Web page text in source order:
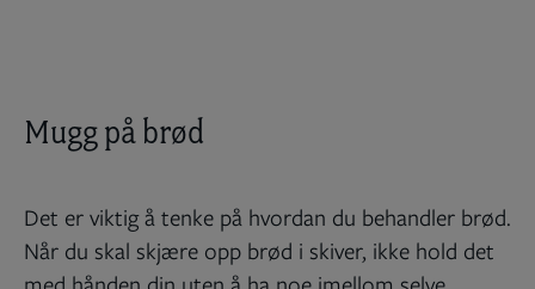
Mugg på brød
Det er viktig å tenke på hvordan du behandler brød.
Når du skal skjære opp brød i skiver, ikke hold det